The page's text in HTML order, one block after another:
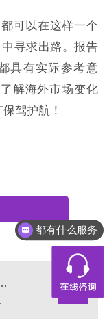
可以在这样一个
寻求出路。报告
具有实际参考意
解海外市场变化
驾护航！
返回
列表
门话题和趋势报告
告
都有什么服务